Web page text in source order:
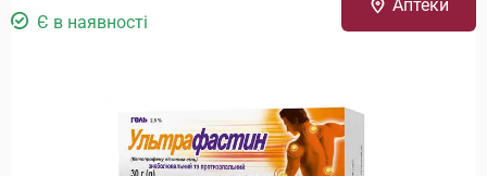
Є в наявності
Аптеки